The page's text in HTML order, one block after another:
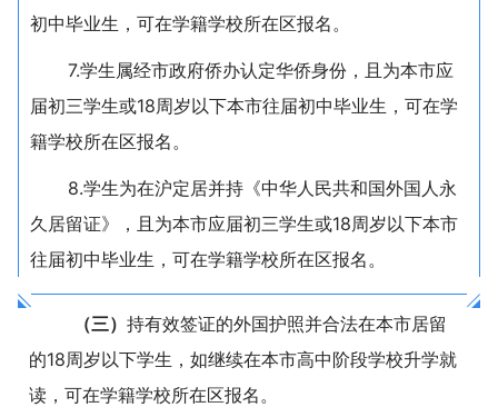
初中毕业生，可在学籍学校所在区报名。
7.学生属经市政府侨办认定华侨身份，且为本市应
届初三学生或18周岁以下本市往届初中毕业生，可在学
籍学校所在区报名。
8.学生为在沪定居并持《中华人民共和国外国人永
久居留证》，且为本市应届初三学生或18周岁以下本市
往届初中毕业生，可在学籍学校所在区报名。
（三）持有效签证的外国护照并合法在本市居留
的18周岁以下学生，如继续在本市高中阶段学校升学就
读，可在学籍学校所在区报名。